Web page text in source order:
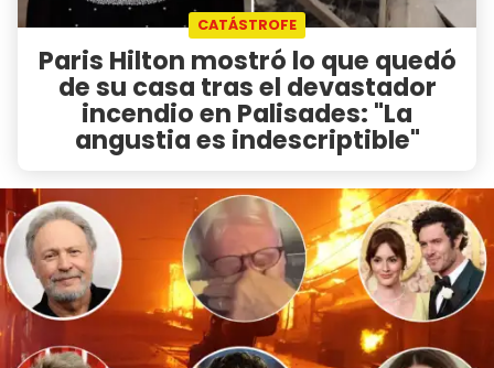
CATÁSTROFE
Paris Hilton mostró lo que quedó
de su casa tras el devastador
incendio en Palisades: "La
angustia es indescriptible"